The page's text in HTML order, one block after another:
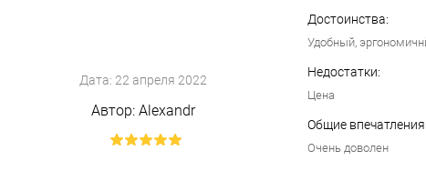
Дата: 22 апреля 2022
Автор:Alexandr
Достоинства:
Удобный,
Недостатки:
Цена
Общие впечатления:
Очень доволен